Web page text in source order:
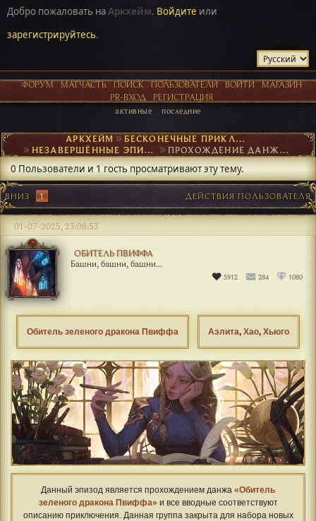
Добро пожаловать наАркхейм. Войдите или
зарегистрируйтесь.
ФОРУМ МАТЧАСТЬ ПОИСК ПОЛЬЗОВАТЕЛИ ВОЙТИ
МАГАЗИН
PR-ВХОД
РЕГИСТРАЦИЯ
активные последние
АРКХЕЙМ► БЕСКОНЕЧНЫЕ ПРИКЛЮЧЕНИЯ
► НЕЗАВЕРШЁННЫЕ ЭПИЗОДЫ ► ПРОХОЖДЕНИЕ ДАНЖА: ОБИТЕЛЬ ЗЕЛЕНОГО ДРАКОНА ПВИФФА VIII
0 Пользователи и 1 гость просматривают эту тему.
ВНИЗ 1 ДЕЙСТВИЯ ПОЛЬЗОВАТЕЛЯ
ОБИТЕЛЬ ПВИФФА
Башни, башни, башни...
5912 284 1080
01-07-2025, 23:08:53
Обитель зеленого дракона Пвиффа Аэлита, Хао, Хьюго
Данный эпизод является прохождением данжа «Обитель
зеленого дракона Пвиффа» и все вводные соответствуют
описанию приключения. Данная группа закрыта для набора новых